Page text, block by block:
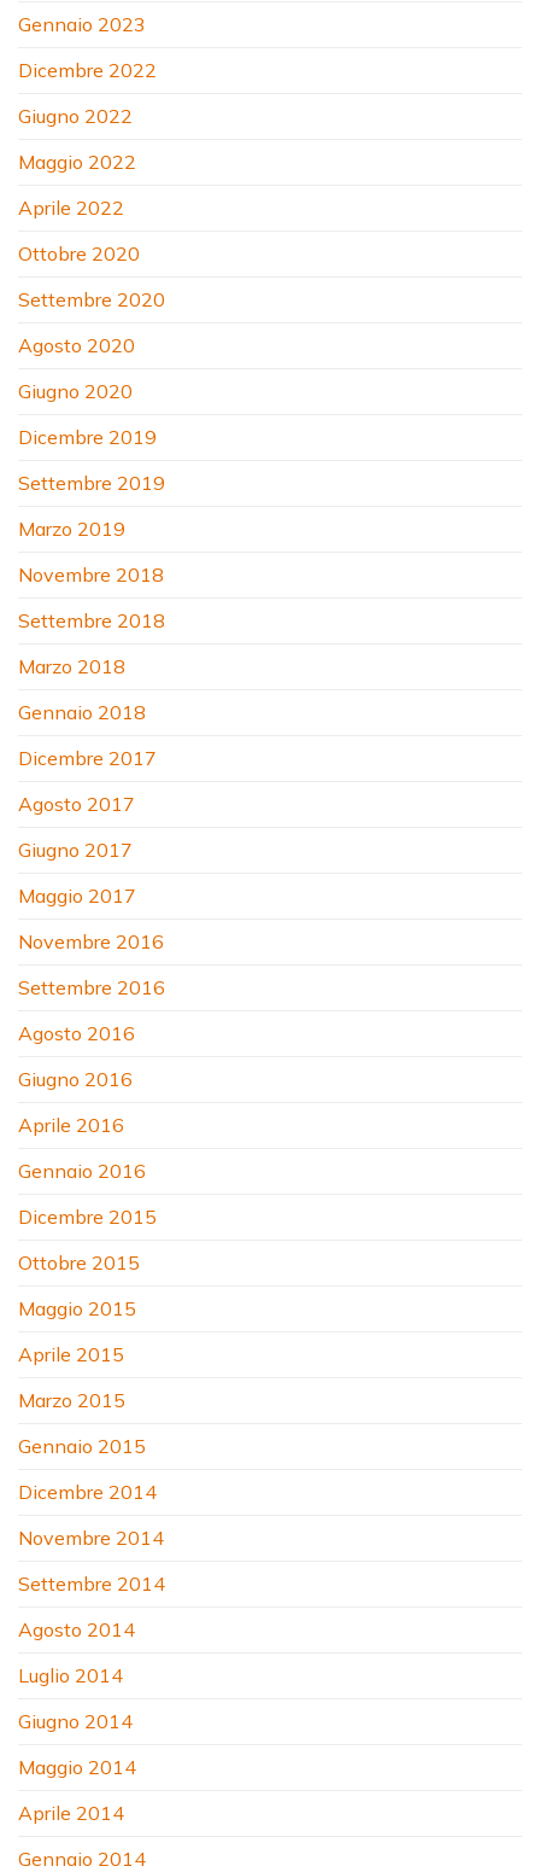
Gennaio 2023
Dicembre 2022
Giugno 2022
Maggio 2022
Aprile 2022
Ottobre 2020
Settembre 2020
Agosto 2020
Giugno 2020
Dicembre 2019
Settembre 2019
Marzo 2019
Novembre 2018
Settembre 2018
Marzo 2018
Gennaio 2018
Dicembre 2017
Agosto 2017
Giugno 2017
Maggio 2017
Novembre 2016
Settembre 2016
Agosto 2016
Giugno 2016
Aprile 2016
Gennaio 2016
Dicembre 2015
Ottobre 2015
Maggio 2015
Aprile 2015
Marzo 2015
Gennaio 2015
Dicembre 2014
Novembre 2014
Settembre 2014
Agosto 2014
Luglio 2014
Giugno 2014
Maggio 2014
Aprile 2014
Gennaio 2014